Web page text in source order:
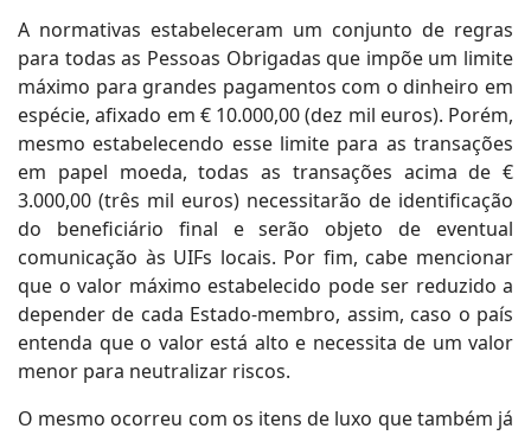
A normativas estabeleceram um conjunto de regras
para todas as Pessoas Obrigadas que impõe um limite
máximo para grandes pagamentos com o dinheiro em
espécie, afixado em € 10.000,00 (dez mil euros). Porém,
mesmo estabelecendo esse limite para as transações
em papel moeda, todas as transações acima de €
3.000,00 (três mil euros) necessitarão de identificação
do beneficiário final e serão objeto de eventual
comunicação às UIFs locais. Por fim, cabe mencionar
que o valor máximo estabelecido pode ser reduzido a
depender de cada Estado-membro, assim, caso o país
entenda que o valor está alto e necessita de um valor
menor para neutralizar riscos.
O mesmo ocorreu com os itens de luxo que também já